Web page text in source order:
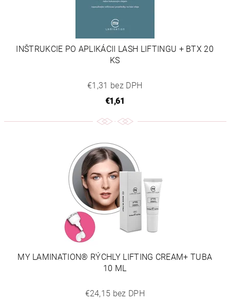
INŠTRUKCIE PO APLIKÁCII LASH LIFTINGU + BTX 20
KS
€1,31 bez DPH
€1,61
MY LAMINATION® RÝCHLY LIFTING CREAM+ TUBA
10 ML
€24,15 bez DPH